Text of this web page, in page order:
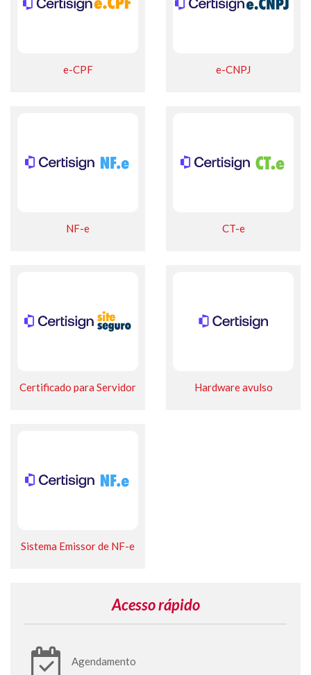
e-CPF e-CNPJ
NF-e CT-e
Certificado para Servidor Hardware avulso
Sistema Emissor de NF-e
Acesso rápido
Agendamento